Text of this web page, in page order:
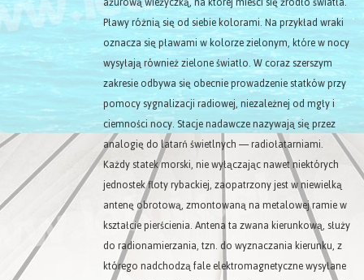
Pławy różnią się od siebie kolorami. Na przykład wraki
oznacza się pławami w kolorze zielonym, które w nocy
wysyłają również zielone światło. W coraz szerszym
zakresie odbywa się obecnie prowadzenie statków przy
pomocy sygnalizacji radiowej, niezależnej od mgły i
ciemności nocy. Stacje nadawcze nazywają się przez
analogię do latarń świetlnych — radiołatarniami.
Każdy statek morski, nie wyłączając nawet niektórych
jednostek floty rybackiej, zaopatrzony jest w niewielką
antenę obrotową, zmontowaną na metalowej ramie w
kształcie pierścienia. Antena ta zwana kierunkową, służy
do radionamierzania, tzn. do wyznaczania kierunku, z
którego nadchodzą fale elektromagnetyczne wysyłane